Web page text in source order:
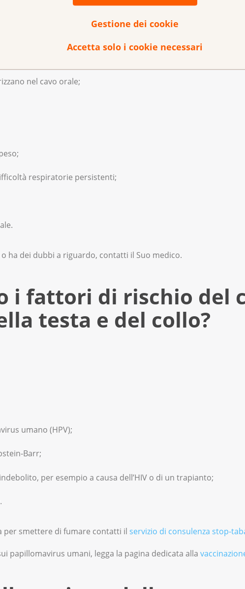
Gestione dei cookie
Accetta solo i cookie necessari
alle orecchie o al collo;
nel cavo orale;
respiratorie persistenti;
ha dei dubbi a riguardo, contatti il Suo medico.
i fattori di rischio del
testa e del collo?
umano (HPV);
Barr;
per esempio a causa dell’HIV o di un trapianto;
per smettere di fumare contatti il servizio di consulenza stop-
papillomavirus umani, legga la pagina dedicata alla